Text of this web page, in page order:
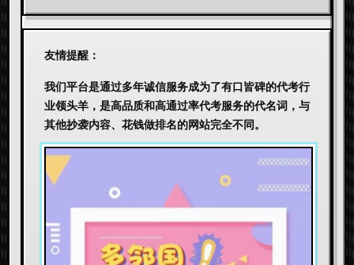
友情提醒：
我们平台是通过多年诚信服务成为了有口皆碑的代考行
业领头羊，是高品质和高通过率代考服务的代名词，与
其他抄袭内容、花钱做排名的网站完全不同。